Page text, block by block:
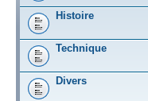
Histoire
Technique
Divers